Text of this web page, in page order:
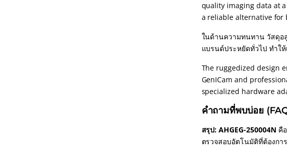
quality imaging data at
a reliable alternative for
ในด้านความทนทาน วัสดุอ
แบรนด์ประหยัดทั่วไป ทำใ
The ruggedized design
GenICam and
specialized hardware
คำถามที่พบบ่อย
สรุป: AHGEG-250004Nคือ
ตรวจสอบอัตโนมัติที่ต้องก